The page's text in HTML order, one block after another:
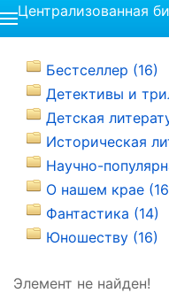
Централизованная
Бестселлер (16)
Детективы и
Детская
Историческая
Научно-
О нашем крае
Фантастика (14)
Юношеству (16)
Элемент не найден!